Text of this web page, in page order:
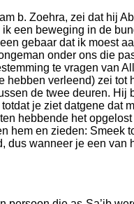
b. Zoehra, zei dat hij
een beweging in de
gebaar dat ik moest
onder ons die
te vragen van
hebben verleend) zei
de twee deuren.
je ziet datgene dat
hebbende het
hem en zieden:
dus wanneer je een